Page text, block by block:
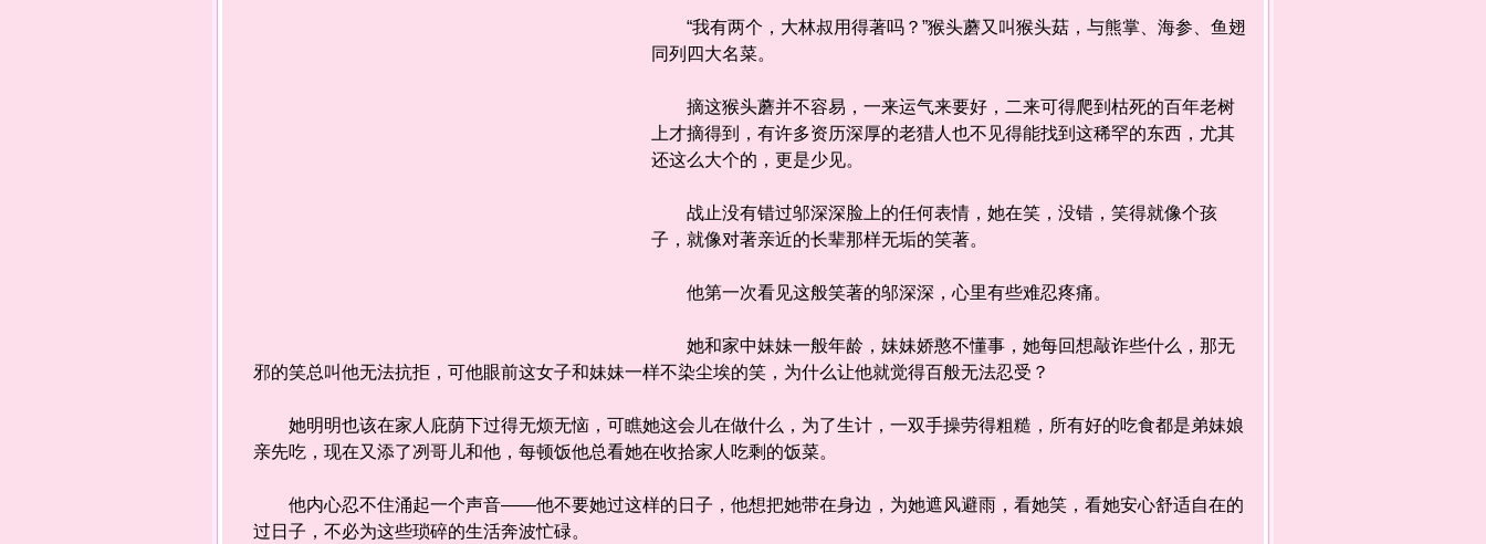
“我有两个，大林叔用得著吗？”猴头蘑又叫猴头菇，与熊掌、海参、鱼翅
同列四大名菜。
摘这猴头蘑并不容易，一来运气来要好，二来可得爬到枯死的百年老树
上才摘得到，有许多资历深厚的老猎人也不见得能找到这稀罕的东西，尤其
还这么大个的，更是少见。
战止没有错过邬深深脸上的任何表情，她在笑，没错，笑得就像个孩
子，就像对著亲近的长辈那样无垢的笑著。
他第一次看见这般笑著的邬深深，心里有些难忍疼痛。
她和家中妹妹一般年龄，妹妹娇憨不懂事，她每回想敲诈些什么，那无
邪的笑总叫他无法抗拒，可他眼前这女子和妹妹一样不染尘埃的笑，为什么让他就觉得百般无法忍受？
她明明也该在家人庇荫下过得无烦无恼，可瞧她这会儿在做什么，为了生计，一双手操劳得粗糙，所有好的吃食都是弟妹娘
亲先吃，现在又添了冽哥儿和他，每顿饭他总看她在收拾家人吃剩的饭菜。
他内心忍不住涌起一个声音——他不要她过这样的日子，他想把她带在身边，为她遮风避雨，看她笑，看她安心舒适自在的
过日子，不必为这些琐碎的生活奔波忙碌。